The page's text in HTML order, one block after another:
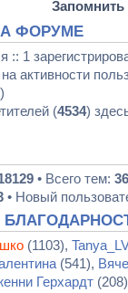
Запомнить
ФОРУМЕ
:: 1
активности
(4534)
• Всего тем:
• Новый
(1103),
(541),
Герхардт